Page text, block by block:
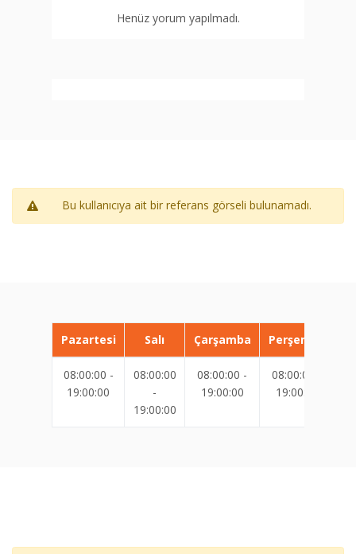
Henüz yorum yapılmadı.
Bu kullanıcıya ait bir referans görseli bulunamadı.
Pazartesi Salı Çarşamba Perşembe
08:00:00 -
19:00:00
08:00:00
-
19:00:00
08:00:00 -
19:00:00
08:00:00 -
19:00:00